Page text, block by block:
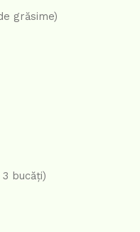
grăsime)
bucăți)